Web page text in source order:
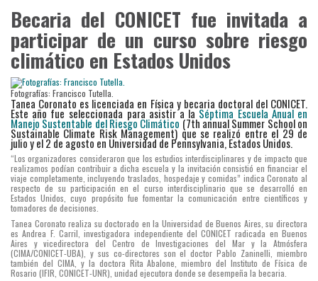
Becaria del CONICET fue invitada a
participar de un curso sobre riesgo
climático en Estados Unidos
Fotografías: Francisco Tutella.
Tanea Coronato es licenciada en Física y becaria doctoral del CONICET.
Este año fue seleccionada para asistir a laSéptima Escuela Anual en
Manejo Sustentable del Riesgo Climático(7th annual Summer School on
Sustainable Climate Risk Management) que se realizó entre el 29 de
julio y el 2 de agosto en Universidad de Pennsylvania, Estados Unidos.
“Los organizadores consideraron que los estudios interdisciplinares y de impacto que
realizamos podían contribuir a dicha escuela y la invitación consistió en financiar el
viaje completamente, incluyendo traslados, hospedaje y comidas” indica Coronato al
respecto de su participación en el curso interdisciplinario que se desarrolló en
Estados Unidos, cuyo propósito fue fomentar la comunicación entre científicos y
tomadores de decisiones.
Tanea Coronato realiza su doctorado en la Universidad de Buenos Aires, su directora
es Andrea F. Carril, investigadora independiente del CONICET radicada en Buenos
Aires y vicedirectora del Centro de Investigaciones del Mar y la Atmósfera
(CIMA/CONICET-UBA), y sus co-directores son el doctor Pablo Zaninelli, miembro
también del CIMA, y la doctora Rita Abalone, miembro del Instituto de Física de
Rosario (IFIR, CONICET-UNR), unidad ejecutora donde se desempeña la becaria.